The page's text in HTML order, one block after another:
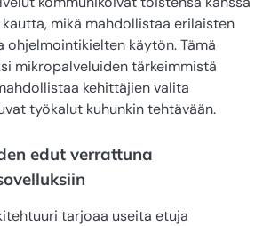
mikä mahdollistaa erilaisten
ohjelmointikielten käytön. Tämä
mikropalveluiden tärkeimmistä
kehittäjien valita
työkalut kuhunkin tehtävään.
edut verrattuna
tarjoaa useita etuja